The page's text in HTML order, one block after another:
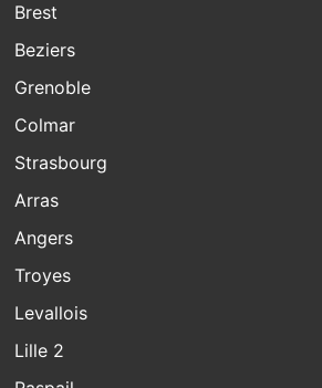
Brest
Beziers
Grenoble
Colmar
Strasbourg
Arras
Angers
Troyes
Levallois
Lille 2